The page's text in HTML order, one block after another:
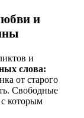
и
и
слова:
от старого
Свободные
с которым